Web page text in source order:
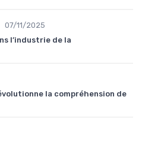
07/11/2025
l’industrie de la
la compréhension de